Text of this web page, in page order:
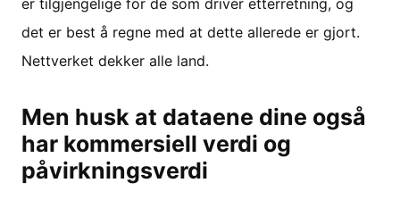
det er best å regne med at dette allerede er gjort.
Nettverket dekker alle land.
Men husk at dataene dine også
har kommersiell verdi og
påvirkningsverdi